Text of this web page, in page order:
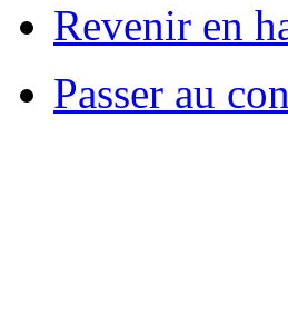
Revenir en
Passer au